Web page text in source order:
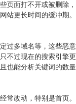
面打不开或被删除，
站更长时间的缓冲期。
过多域名等，这些恶意
不过现在的搜索引擎更
也能分析关键词的数量
常改动，特别是首页。